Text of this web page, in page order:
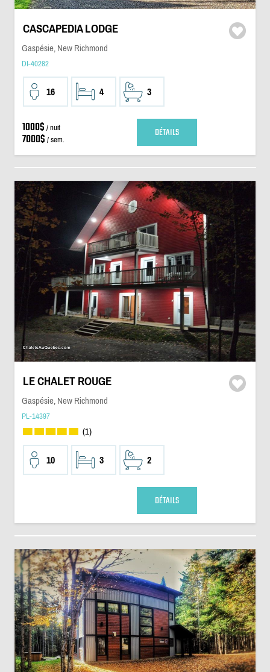
CASCAPEDIA LODGE
Gaspésie, New Richmond
DI-40282
16 4 3
1000$ / nuit
7000$ / sem. DÉTAILS
LE CHALET ROUGE
Gaspésie, New Richmond
PL-14397
(1)
10 3 2
DÉTAILS